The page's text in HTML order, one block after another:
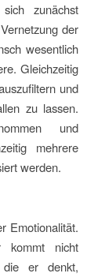
zunächst
der
wesentlich
Gleichzeitig
und
zu lassen.
und
mehrere
werden.
Emotionalität.
kommt nicht
die er denkt,